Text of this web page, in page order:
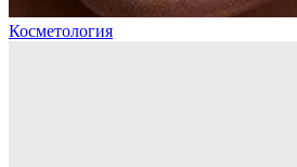
Косметология